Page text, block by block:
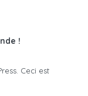
!
Ceci est